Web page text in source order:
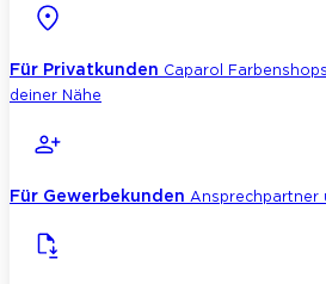
Für Privatkunden Caparol
deiner Nähe
Für Gewerbekunden Ansprechpartner